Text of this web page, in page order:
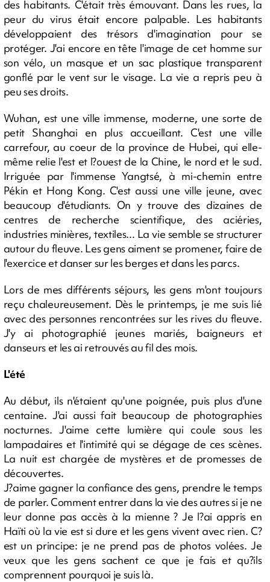
des habitants. C'était très émouvant. Dans les rues, la
peur du virus était encore palpable. Les habitants
développaient des trésors d'imagination pour se
protéger. J'ai encore en tête l'image de cet homme sur
son vélo, un masque et un sac plastique transparent
gonflé par le vent sur le visage. La vie a repris peu à
peu ses droits.
Wuhan, est une ville immense, moderne, une sorte de
petit Shanghai en plus accueillant. C'est une ville
carrefour, au coeur de la province de Hubei, qui elle-
même relie l'est et l?ouest de la Chine, le nord et le sud.
Irriguée par l'immense Yangtsé, à mi-chemin entre
Pékin et Hong Kong. C'est aussi une ville jeune, avec
beaucoup d'étudiants. On y trouve des dizaines de
centres de recherche scientifique, des aciéries,
industries minières, textiles... La vie semble se structurer
autour du fleuve. Les gens aiment se promener, faire de
l'exercice et danser sur les berges et dans les parcs.
Lors de mes différents séjours, les gens m'ont toujours
reçu chaleureusement. Dès le printemps, je me suis lié
avec des personnes rencontrées sur les rives du fleuve.
J'y ai photographié jeunes mariés, baigneurs et
danseurs et les ai retrouvés au fil des mois.
L'été
Au début, ils n'étaient qu'une poignée, puis plus d'une
centaine. J'ai aussi fait beaucoup de photographies
nocturnes. J'aime cette lumière qui coule sous les
lampadaires et l'intimité qui se dégage de ces scènes.
La nuit est chargée de mystères et de promesses de
découvertes.
J?aime gagner la confiance des gens, prendre le temps
de parler. Comment entrer dans la vie des autres si je ne
leur donne pas accès à la mienne ? Je l?ai appris en
Haïti où la vie est si dure et les gens vivent avec rien. C?
est un principe: je ne prend pas de photos volées. Je
veux que les gens sachent ce que je fais et qu?ils
comprennent pourquoi je suis là.